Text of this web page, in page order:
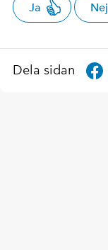
Ja Nej
Dela sidan